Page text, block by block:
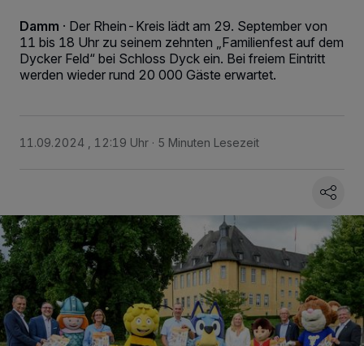
Damm · Der Rhein-Kreis lädt am 29. September von
11 bis 18 Uhr zu seinem zehnten „Familienfest auf dem
Dycker Feld“ bei Schloss Dyck ein. Bei freiem Eintritt
werden wieder rund 20 000 Gäste erwartet.
11.09.2024 , 12:19 Uhr 5 Minuten Lesezeit